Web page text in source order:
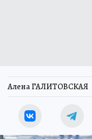
Алена ГАЛИТОВСКАЯ